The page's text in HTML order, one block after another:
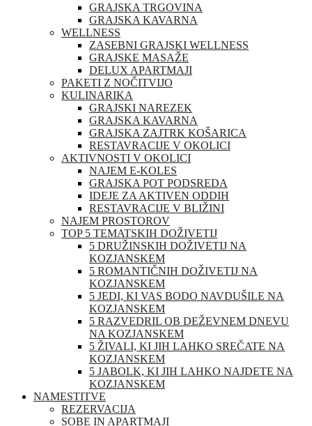
GRAJSKA TRGOVINA
GRAJSKA KAVARNA
WELLNESS
ZASEBNI GRAJSKI WELLNESS
GRAJSKE MASAŽE
DELUX APARTMAJI
PAKETI Z NOČITVIJO
KULINARIKA
GRAJSKI NAREZEK
GRAJSKA KAVARNA
GRAJSKA ZAJTRK KOŠARICA
RESTAVRACIJE V OKOLICI
AKTIVNOSTI V OKOLICI
NAJEM E-KOLES
GRAJSKA POT PODSREDA
IDEJE ZA AKTIVEN ODDIH
RESTAVRACIJE V BLIŽINI
NAJEM PROSTOROV
TOP 5 TEMATSKIH DOŽIVETIJ
5 DRUŽINSKIH DOŽIVETIJ NA
KOZJANSKEM
5 ROMANTIČNIH DOŽIVETIJ NA
KOZJANSKEM
5 JEDI, KI VAS BODO NAVDUŠILE NA
KOZJANSKEM
5 RAZVEDRIL OB DEŽEVNEM DNEVU
NA KOZJANSKEM
5 ŽIVALI, KI JIH LAHKO SREČATE NA
KOZJANSKEM
5 JABOLK, KI JIH LAHKO NAJDETE NA
KOZJANSKEM
NAMESTITVE
REZERVACIJA
SOBE IN APARTMAJI